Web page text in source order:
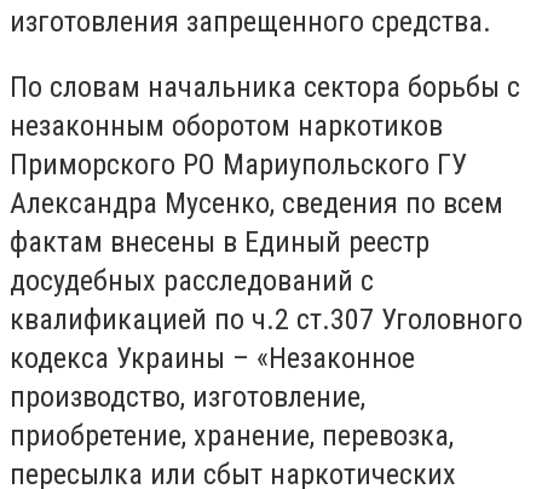
изготовления запрещенного средства.
По словам начальника сектора борьбы с
незаконным оборотом наркотиков
Приморского РО Мариупольского ГУ
Александра Мусенко, сведения по всем
фактам внесены в Единый реестр
досудебных расследований с
квалификацией по ч.2 ст.307 Уголовного
кодекса Украины – «Незаконное
производство, изготовление,
приобретение, хранение, перевозка,
пересылка или сбыт наркотических